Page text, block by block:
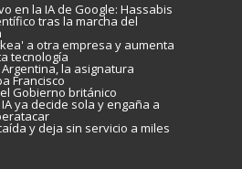
en la IA de Google: Hassabis
tras la marcha del
a otra empresa y aumenta
tecnología
la asignatura
Francisco
Gobierno británico
ya decide sola y engaña a
y deja sin servicio a miles